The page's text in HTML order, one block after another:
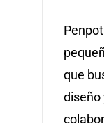
que
diseño